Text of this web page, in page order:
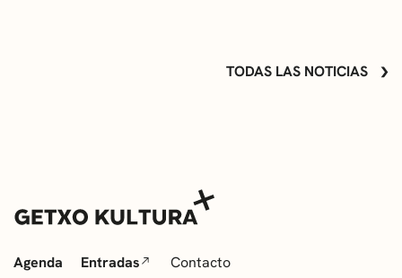
TODAS LAS NOTICIAS
Agenda Entradas Contacto